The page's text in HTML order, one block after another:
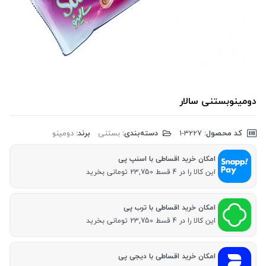
دومینوبستنی سالار
کد محصول: دسته‌بندی: بستنی برند: دومینو
امکان خرید اقساطی با اسنپ پی
این کالا را در 4 قسط 23,750 تومانی بخرید
امکان خرید اقساطی با ترب پی
این کالا را در 4 قسط 23,750 تومانی بخرید
امکان خرید اقساطی با دیجی پی